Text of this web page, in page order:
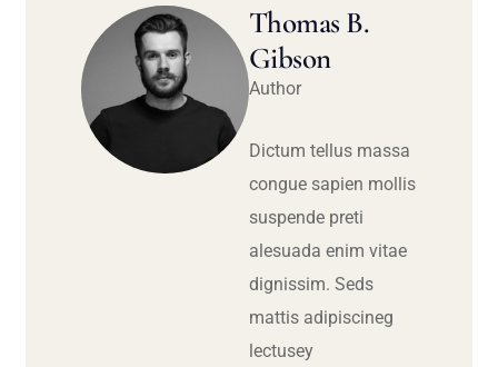
Thomas B.
Gibson
Author
Dictum tellus massa
congue sapien mollis
suspende preti
alesuada enim vitae
dignissim. Seds
mattis adipiscineg
lectusey